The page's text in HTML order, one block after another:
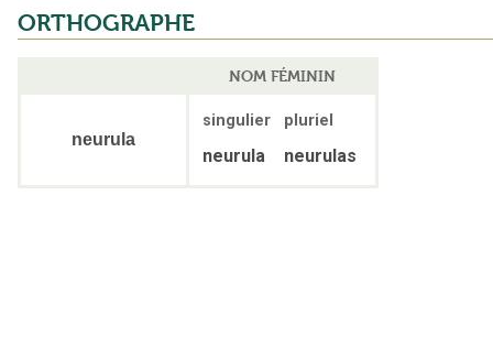
ORTHOGRAPHE
NOM FÉMININ
neurula
singulier pluriel
neurula neurulas